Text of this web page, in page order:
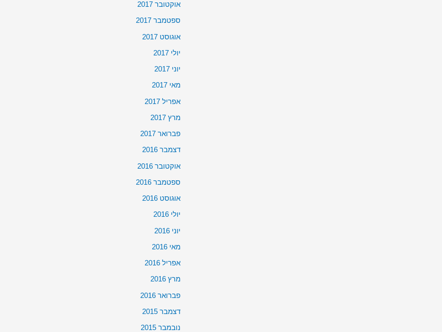
אוקטובר 2017
ספטמבר 2017
אוגוסט 2017
יולי 2017
יוני 2017
מאי 2017
אפריל 2017
מרץ 2017
פברואר 2017
דצמבר 2016
אוקטובר 2016
ספטמבר 2016
אוגוסט 2016
יולי 2016
יוני 2016
מאי 2016
אפריל 2016
מרץ 2016
פברואר 2016
דצמבר 2015
נובמבר 2015